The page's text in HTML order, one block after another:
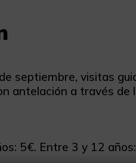
septiembre, visitas
antelación a través de
5€. Entre 3 y 12